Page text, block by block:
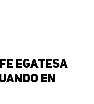
Egatesa
en